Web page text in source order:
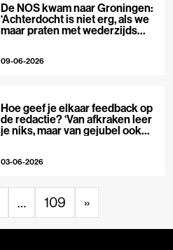
De NOS kwam naar Groningen:
‘Achterdocht is niet erg, als we
maar praten met wederzijds
09-06-2026
Hoe geef je elkaar feedback op
de redactie? ‘Van afkraken leer
je niks, maar van gejubel ook
03-06-2026
… 109 »